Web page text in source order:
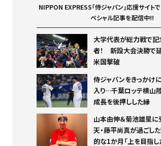
NIPPON EXPRESS「侍ジャパン」応援サイ
ペシャル記事を配信中!!
大学代表が総力戦で記
者！ 新設大会決勝で
米国撃破
侍ジャパンをきっかけ
入り…千葉ロッテ横山
成長を後押しした縁
山本由伸＆菊池雄星
天・藤平尚真が過ごし
的な1か月「上を目指し